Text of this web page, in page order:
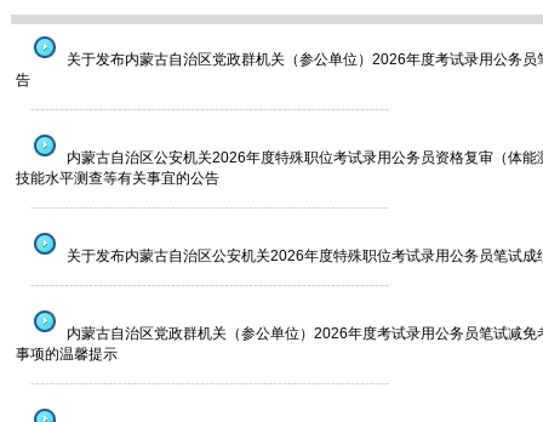
关于发布内蒙古自治区党政群机关（参公单位）2026年度考试录用公务员
告
--------------------------------------------------------------------------
内蒙古自治区公安机关2026年度特殊职位考试录用公务员资格复审（体能
技能水平测查等有关事宜的公告
--------------------------------------------------------------------------
关于发布内蒙古自治区公安机关2026年度特殊职位考试录用公务员笔试成
--------------------------------------------------------------------------
内蒙古自治区党政群机关（参公单位）2026年度考试录用公务员笔试减免
事项的温馨提示
--------------------------------------------------------------------------